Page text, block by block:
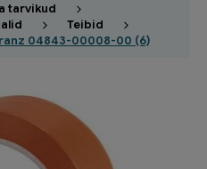
tarvikud
Teibid
04843-00008-00 (6)